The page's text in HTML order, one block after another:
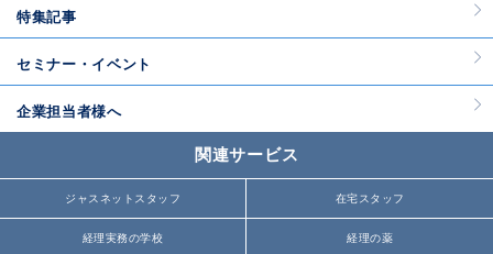
特集記事
セミナー・イベント
企業担当者様へ
関連サービス
ジャスネットスタッフ 在宅スタッフ
経理実務の学校 経理の薬